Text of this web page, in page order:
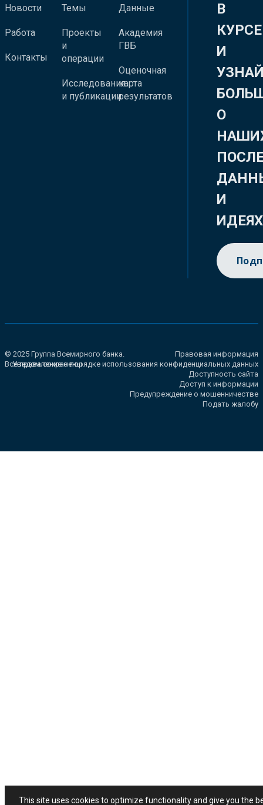
Новости
Работа
Контакты
Темы
Проекты
и
операции
Исследования
и публикации
Данные
Академия
ГВБ
Оценочная
карта
результатов
В
КУРСЕ
И
О
И
ИДЕЯХ
© 2025 Группа Всемирного банка.
Все права сохранены.
Правовая информация
Уведомление о порядке использования конфиденциальных данных
Доступность сайта
Доступ к информации
Предупреждение о мошенничестве
Подать жалобу
This site uses cookies to optimize functionality and give you the